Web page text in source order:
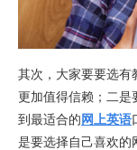
其次，大家要要选有
更加值得信赖；二是
到最适合的网上英语
是要选择自己喜欢的